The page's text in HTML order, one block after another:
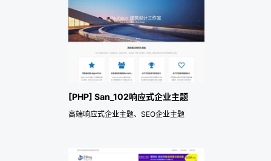
[PHP] San_102响应式企业主题
高端响应式企业主题、SEO企业主题